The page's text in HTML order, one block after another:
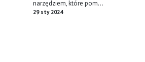
narzędziem, które pom...
29 sty 2024